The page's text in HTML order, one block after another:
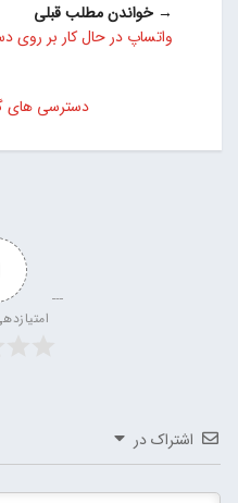
→ خواندن مطلب قبلی
واتساپ در حال کار بر
دسترسی های
اشتراک در